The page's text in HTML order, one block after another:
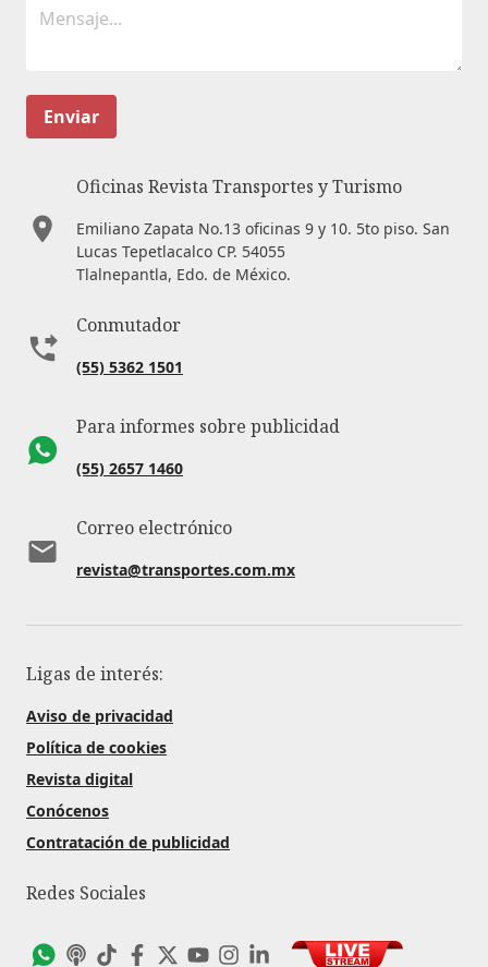
Enviar
Oficinas Revista Transportes y Turismo
Emiliano Zapata No.13 oficinas 9 y 10. 5to piso. San
Lucas Tepetlacalco CP. 54055
Tlalnepantla, Edo. de México.
Conmutador
(55) 5362 1501
Para informes sobre publicidad
(55) 2657 1460
Correo electrónico
revista@transportes.com.mx
Ligas de interés:
Aviso de privacidad
Política de cookies
Revista digital
Conócenos
Contratación de publicidad
Redes Sociales